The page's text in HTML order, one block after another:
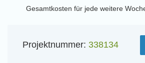
Gesamtkosten für jede weitere
Projektnummer: 338134